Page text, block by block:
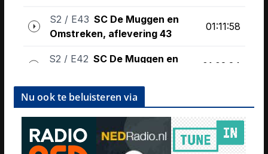
Nu ook te beluisteren via